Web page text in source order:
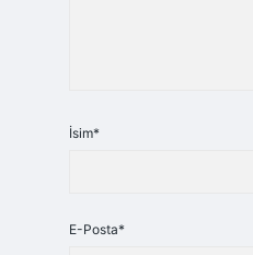
İsim*
E-Posta*